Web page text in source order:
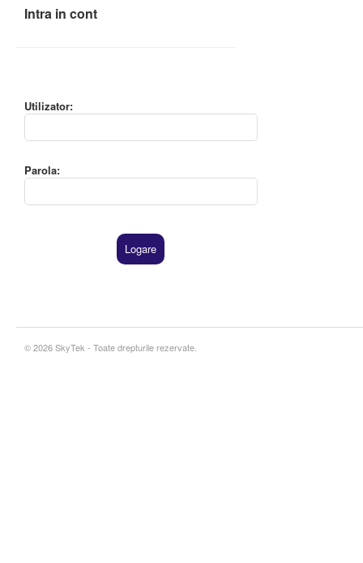
Intra in cont
Utilizator:
Parola:
© 2026 SkyTek - Toate drepturile rezervate.